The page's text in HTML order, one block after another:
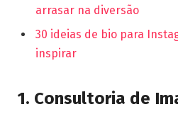
arrasar na diversão
30 ideias de bio para
inspirar
1. Consultoria de